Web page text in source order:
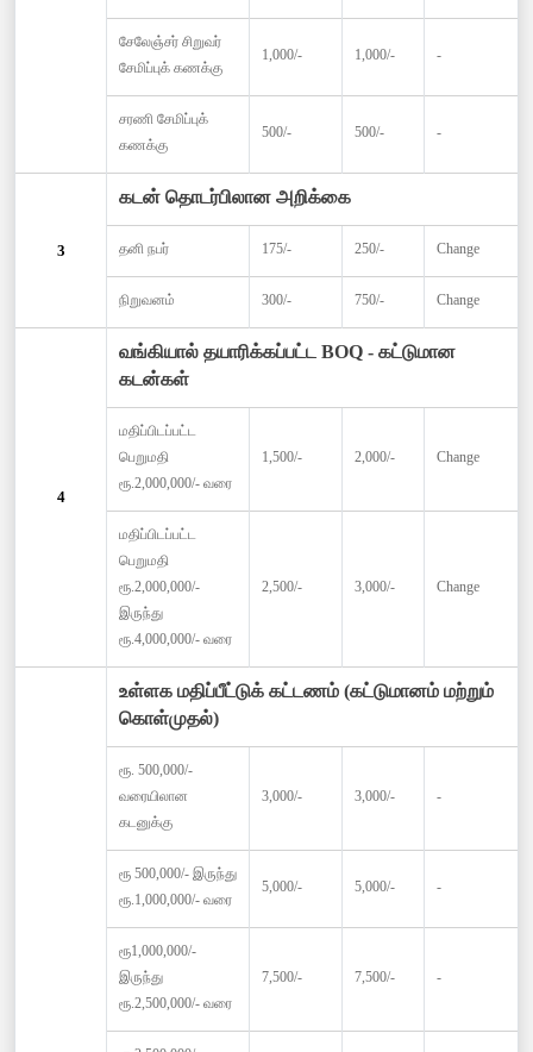
சேலேஞ்சர் சிறுவர்
சேமிப்புக் கணக்கு
1,000/- 1,000/- -
சரணி சேமிப்புக்
கணக்கு
500/- 500/- -
3
கடன் தொடர்பிலான அறிக்கை
தனி நபர் 175/- 250/- Change
நிறுவனம் 300/- 750/- Change
4
வங்கியால் தயாரிக்கப்பட்ட BOQ - கட்டுமான
கடன்கள்
மதிப்பிடப்பட்ட
பெறுமதி
ரூ.2,000,000/- வரை
1,500/- 2,000/- Change
மதிப்பிடப்பட்ட
பெறுமதி
ரூ.2,000,000/-
இருந்து
ரூ.4,000,000/- வரை
2,500/- 3,000/- Change
உள்ளக மதிப்பீட்டுக் கட்டணம் (கட்டுமானம் மற்றும்
கொள்முதல்)
ரூ. 500,000/-
வரையிலான
கடனுக்கு
3,000/- 3,000/- -
ரூ 500,000/- இருந்து
ரூ.1,000,000/- வரை
5,000/- 5,000/- -
ரூ1,000,000/-
இருந்து
ரூ.2,500,000/- வரை
7,500/- 7,500/- -